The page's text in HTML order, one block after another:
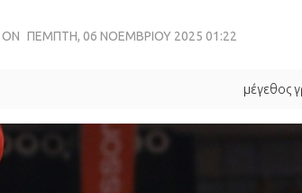
ΠΈΜΠΤΗ, 06 ΝΟΕΜΒΡΊΟΥ 2025 01:22
μέγεθος